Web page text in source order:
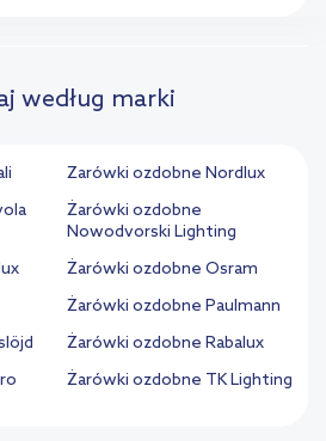
według marki
Żarówki ozdobne Nordlux
Żarówki ozdobne
Nowodvorski Lighting
Żarówki ozdobne Osram
Żarówki ozdobne Paulmann
Żarówki ozdobne Rabalux
Żarówki ozdobne TK Lighting